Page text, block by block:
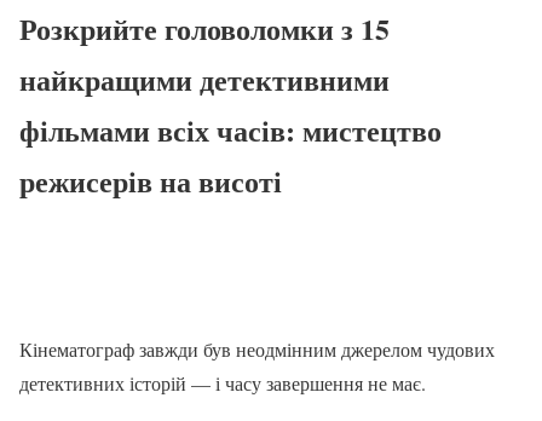
Розкрийте головоломки з 15
найкращими детективними
фільмами всіх часів: мистецтво
режисерів на висоті
Кінематограф завжди був неодмінним джерелом чудових
детективних історій — і часу завершення не має.